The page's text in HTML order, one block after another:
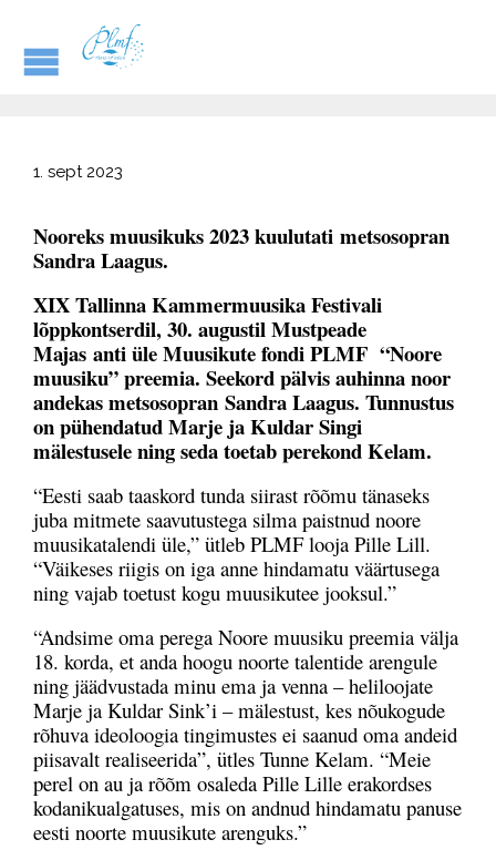
1. sept 2023
Nooreks muusikuks 2023 kuulutati metsosopran
Sandra Laagus.
XIX Tallinna Kammermuusika Festivali
lõppkontserdil, 30. augustil Mustpeade
Majas anti üle Muusikute fondi PLMF “Noore
muusiku” preemia. Seekord pälvis auhinna noor
andekas metsosopran Sandra Laagus. Tunnustus
on pühendatud Marje ja Kuldar Singi
mälestusele ning seda toetab perekond Kelam.
“Eesti saab taaskord tunda siirast rõõmu tänaseks
juba mitmete saavutustega silma paistnud noore
muusikatalendi üle,” ütleb PLMF looja Pille Lill.
“Väikeses riigis on iga anne hindamatu väärtusega
ning vajab toetust kogu muusikutee jooksul.”
“Andsime oma perega Noore muusiku preemia välja
18. korda, et anda hoogu noorte talentide arengule
ning jäädvustada minu ema ja venna – heliloojate
Marje ja Kuldar Sink’i – mälestust, kes nõukogude
rõhuva ideoloogia tingimustes ei saanud oma andeid
piisavalt realiseerida”, ütles Tunne Kelam. “Meie
perel on au ja rõõm osaleda Pille Lille erakordses
kodanikualgatuses, mis on andnud hindamatu panuse
eesti noorte muusikute arenguks.”